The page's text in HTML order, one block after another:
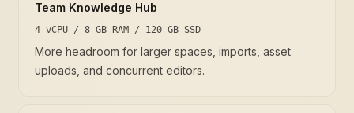
Team Knowledge Hub
4 vCPU / 8 GB RAM / 120 GB SSD
More headroom for larger spaces, imports, asset
uploads, and concurrent editors.